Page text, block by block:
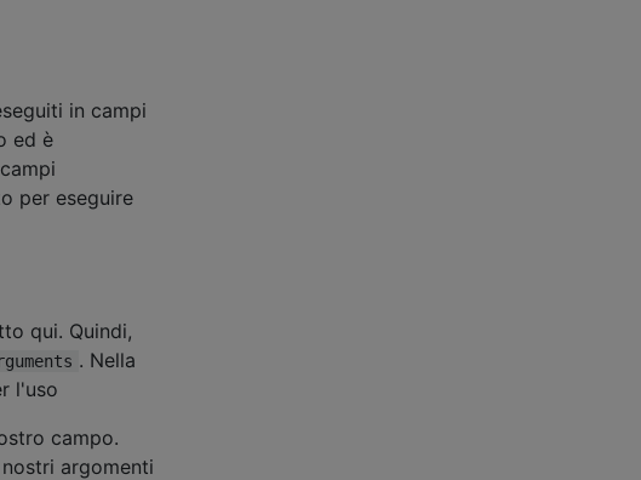
in campi
ed è
per eseguire
qui. Quindi,
. Nella
l'uso
campo.
argomenti